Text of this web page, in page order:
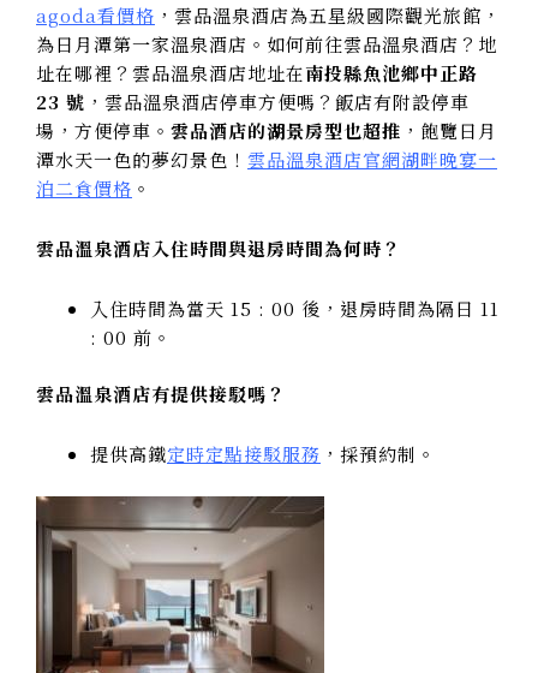
agoda看價格 ，雲品溫泉酒店為五星級國際觀光旅館，
為日月潭第一家溫泉酒店。如何前往雲品溫泉酒店？地
址在哪裡？雲品溫泉酒店地址在南投縣魚池鄉中正路
23 號 ，雲品溫泉酒店停車方便嗎？飯店有附設停車
場，方便停車。 雲品酒店的湖景房型也超推 ，飽覽日月
潭水天一色的夢幻景色！ 雲品溫泉酒店官網湖畔晚宴一
泊二食價格 。
雲品溫泉酒店入住時間與退房時間為何時？
入住時間為當天 15 : 00 後，退房時間為隔日 11
: 00 前。
雲品溫泉酒店有提供接駁嗎？
提供高鐵定時定點接駁服務 ，採預約制。